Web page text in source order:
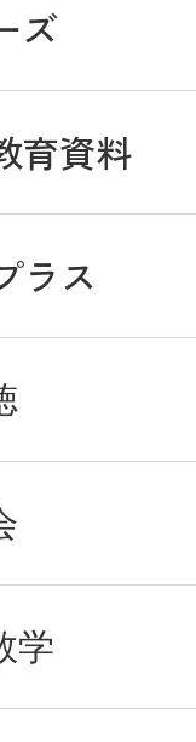
がる ICT
ズ
育資料
ラス
ろば
とくだ先
える道
学